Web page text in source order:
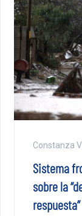
Constanza
Sistema
sobre la